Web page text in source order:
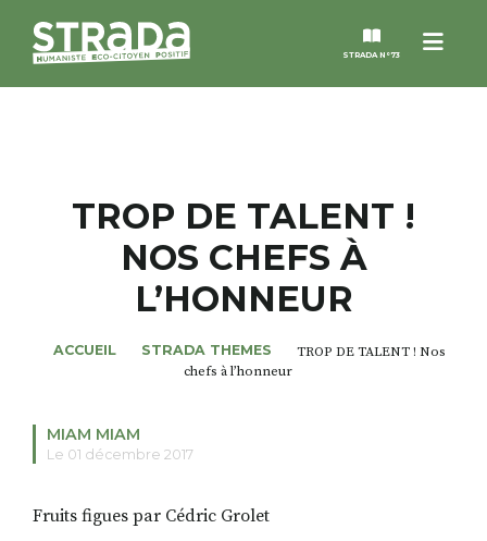
Menu
STRADA N°73
MAGAZINES
NOS THÈMES
ROSÉE DE MAI
TROP DE TALENT !
NOS CHEFS À
L’HONNEUR
ACCUEIL STRADA THEMES
TROP DE TALENT ! Nos
chefs à l’honneur
MIAM MIAM
Le 01 décembre 2017
Fruits figues par Cédric Grolet